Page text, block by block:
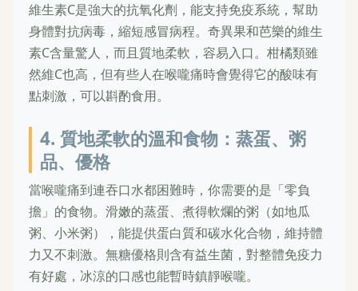
維生素C是強大的抗氧化劑，能支持免疫系統，幫助
身體對抗病毒，縮短感冒病程。奇異果和芭樂的維生
素C含量驚人，而且質地柔軟，容易入口。柑橘類雖
然維C也高，但有些人在喉嚨痛時會覺得它的酸味有
點刺激，可以斟酌食用。
4. 質地柔軟的溫和食物：蒸蛋、粥
品、優格
當喉嚨痛到連吞口水都困難時，你需要的是「零負
擔」的食物。滑嫩的蒸蛋、煮得軟爛的粥（如地瓜
粥、小米粥），能提供蛋白質和碳水化合物，維持體
力又不刺激。無糖優格則含有益生菌，對整體免疫力
有好處，冰涼的口感也能暫時鎮靜喉嚨。